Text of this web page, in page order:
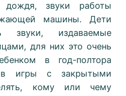
дождя, звуки работы
машины. Дети
звуки, издаваемые
для них это очень
в год-полтора
игры с закрытыми
кому или чему